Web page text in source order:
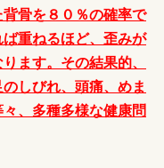
骨を８０％の確率で
重ねるほど、歪みが
ます。その結果的、
しびれ、頭痛、めま
、多種多様な健康問